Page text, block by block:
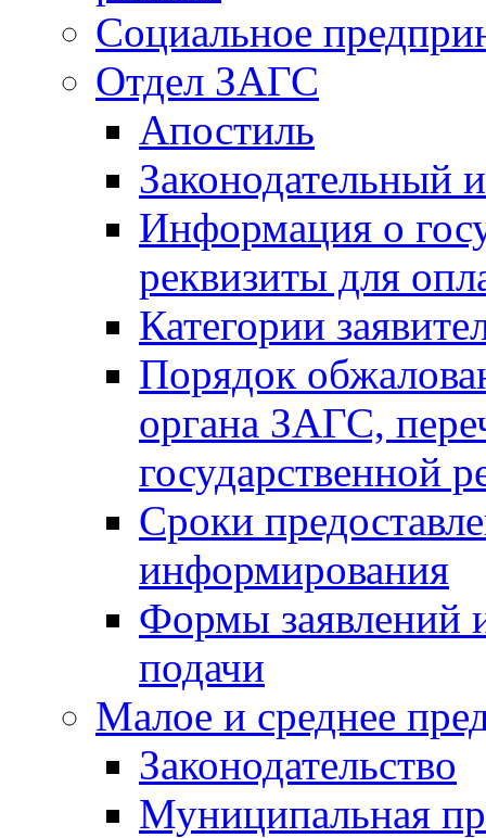
Социальное
Отдел ЗАГС
Апостиль
Законодательный
Информация о
реквизиты для
Категории
Порядок
органа ЗАГС,
государственной
Сроки
информирования
Формы заявлений
подачи
Малое и среднее
Законодательство
Муниципальная